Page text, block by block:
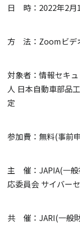
日 時：2022年2月
方 法：Zoomビデ
対象者：情報セキ
人 日本自動車部品
定
参加費：無料(事前
主 催：JAPIA(一般
応委員会 サイバー
共 催：JARI(一般